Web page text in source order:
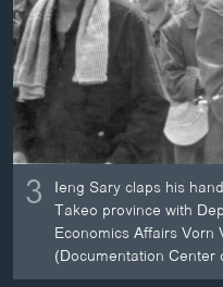
3 Ieng Sary claps his
Takeo province with
Economics Affairs
(Documentation Center